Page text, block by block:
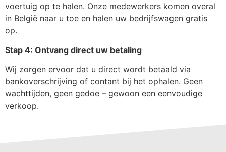
voertuig op te halen. Onze medewerkers komen overal
in België naar u toe en halen uw bedrijfswagen gratis
op.
Stap 4: Ontvang direct uw betaling
Wij zorgen ervoor dat u direct wordt betaald via
bankoverschrijving of contant bij het ophalen. Geen
wachttijden, geen gedoe – gewoon een eenvoudige
verkoop.